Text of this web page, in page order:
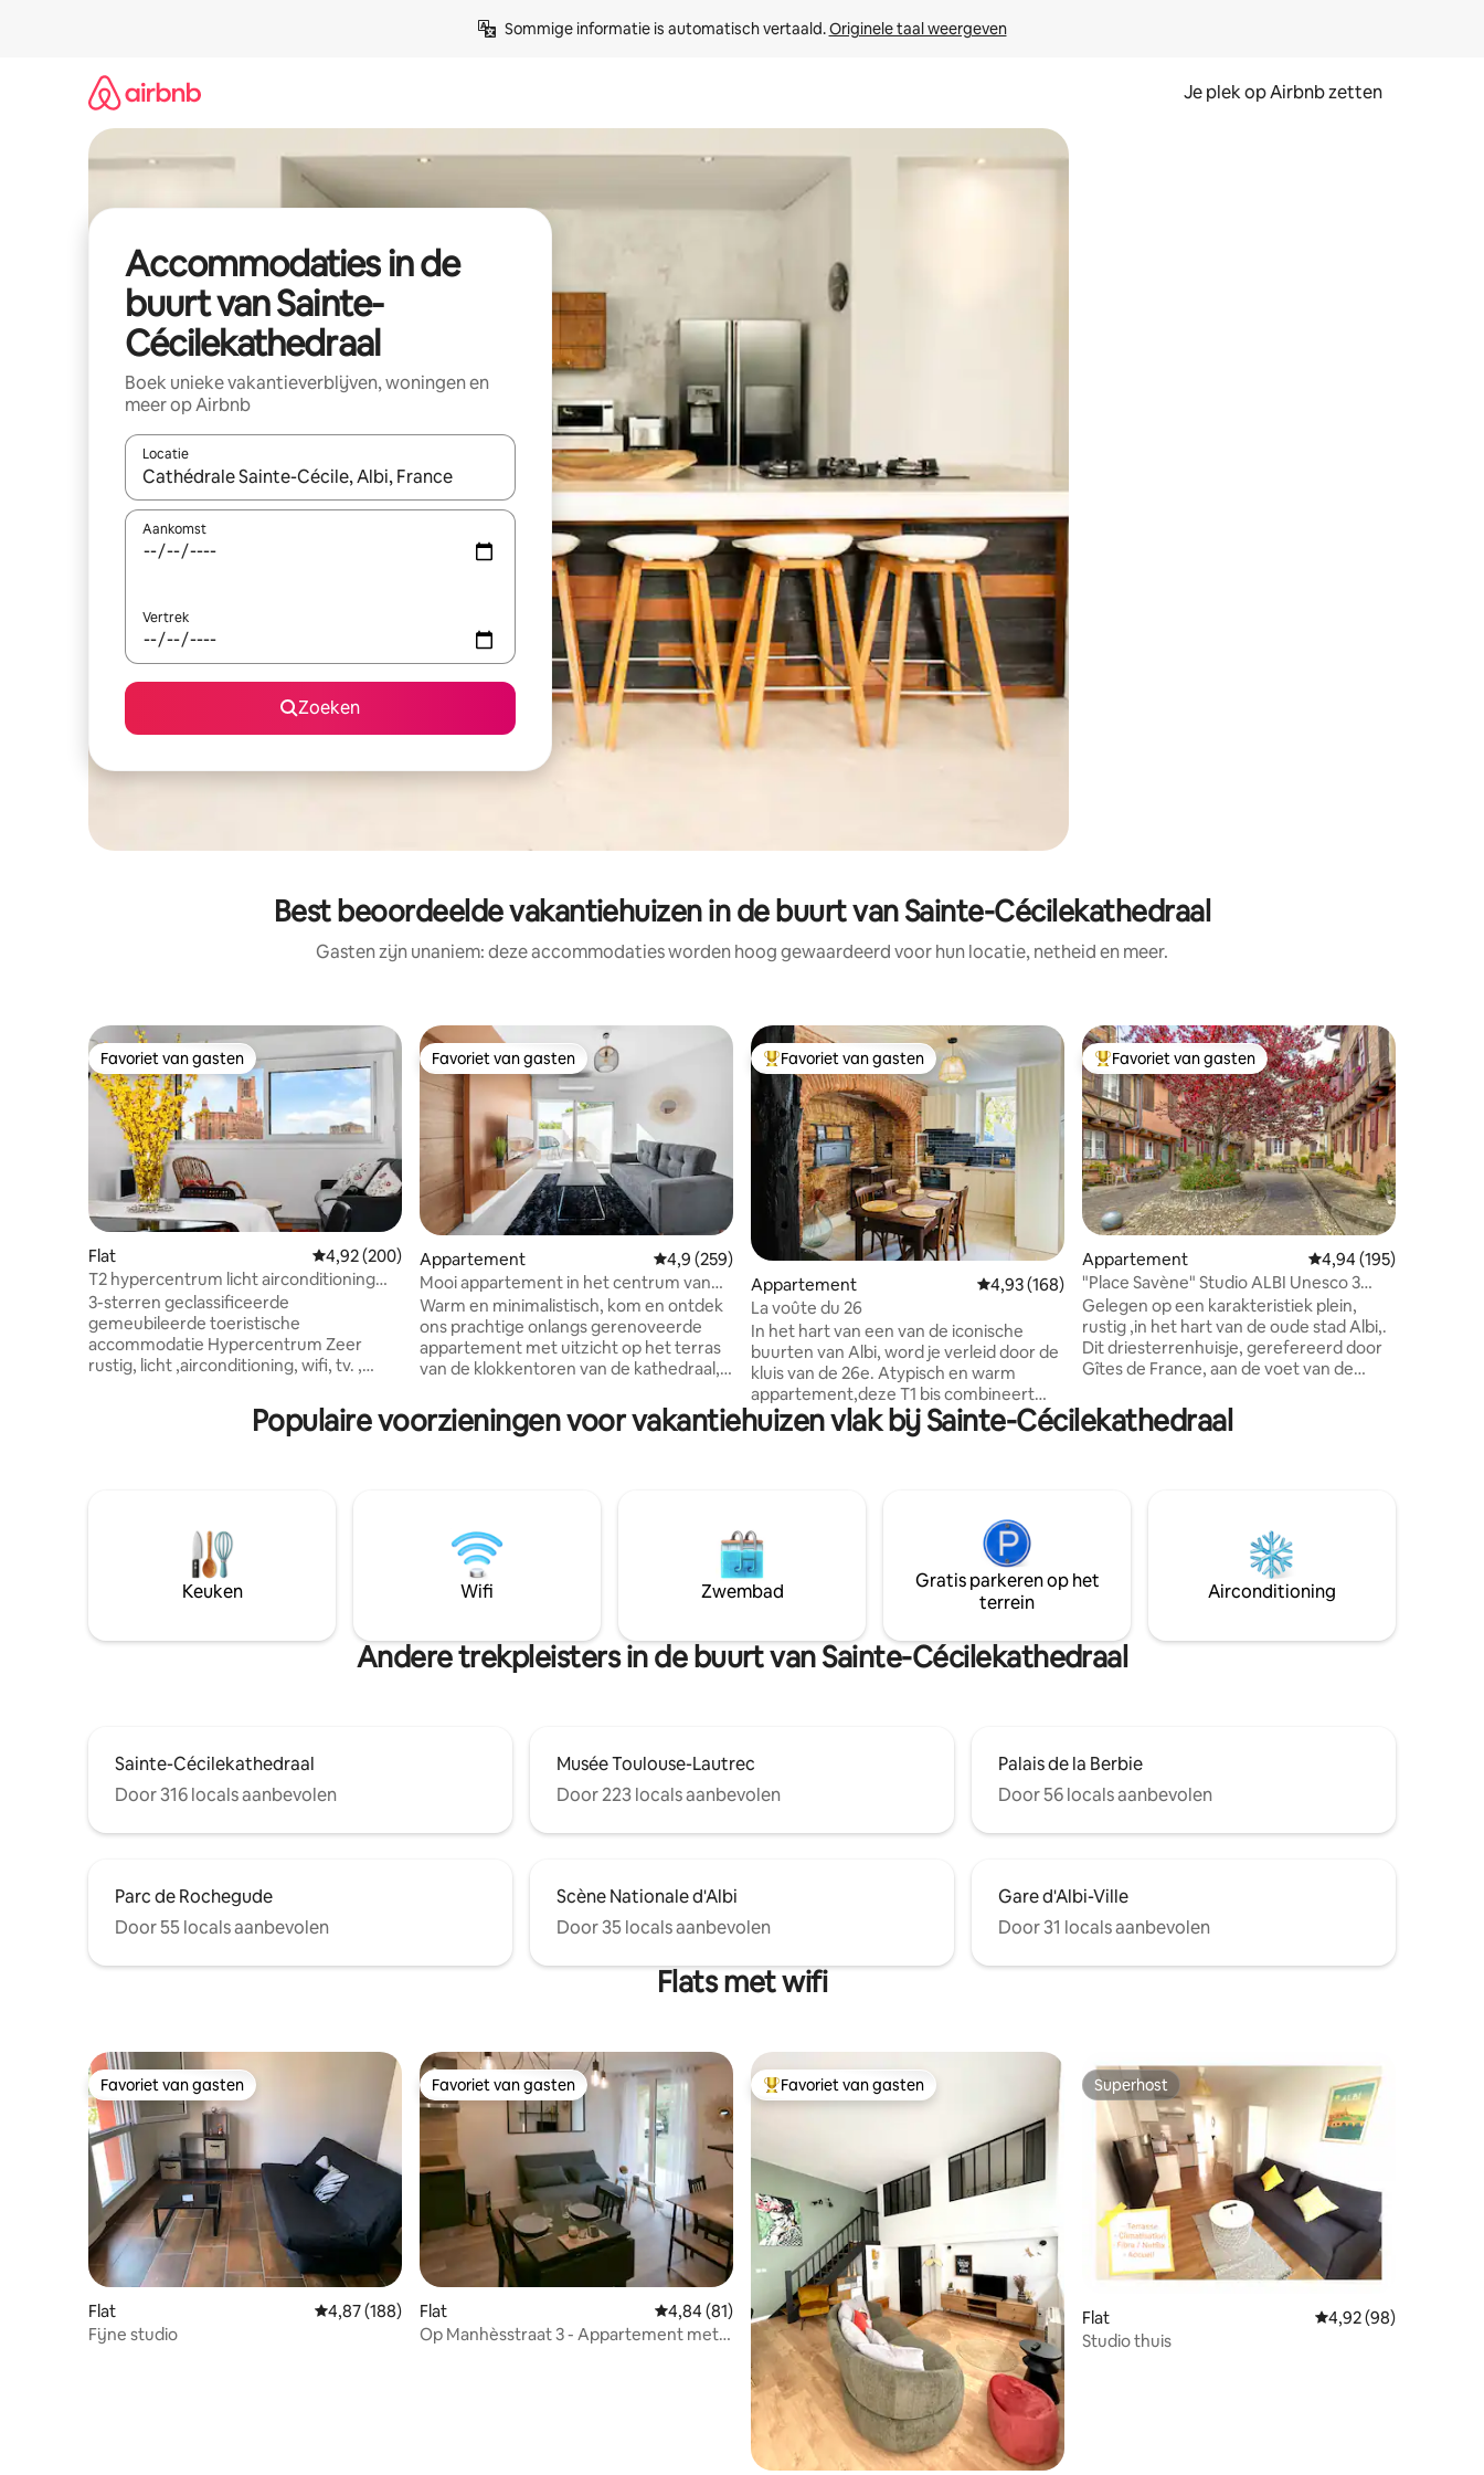
Sommige informatie is automatisch vertaald. Originele taal weergeven
Je plek op Airbnb zetten
Accommodaties in de
buurt van Sainte-
Cécilekathedraal
Boek unieke vakantieverblijven, woningen en
meer op Airbnb
Locatie
Wanneer er resultaten beschikbaar zijn, maak je een keuze met je de pijltjestoetsen omhoog en omlaag, óf door te tikken of swipen.
Aankomst
Vertrek
Zoeken
Best beoordeelde vakantiehuizen in de buurt van Sainte-Cécilekathedraal
Gasten zijn unaniem: deze accommodaties worden hoog gewaardeerd voor hun locatie, netheid en meer.
Favoriet van gasten
Favoriet van gasten
Flat Gemiddelde beoordeling van 4,92 op 5, 200 recensies
4,92 (200)
T2 hypercentrum licht airconditioning
Wifi TV parkeerplaats.
3-sterren geclassificeerde
gemeubileerde toeristische
accommodatie Hypercentrum Zeer
rustig, licht ,airconditioning, wifi, tv. ,
in een beveiligde residentie met lift.
Keldergarage, kleine en middelgrote
prachtig en adembenemend uitzicht op
de kathedraal, het erfgoed van de
Bisschoppelijke Stad en het oude Albi.
Beddengoed en beddengoed aanwezig.
Favoriet van gasten
Favoriet van gasten
Appartement Gemiddelde beoordeling van 4,9 op 5, 259 recensies
4,9 (259)
Mooi appartement in het centrum van
de stad
Warm en minimalistisch, kom en ontdek
ons prachtige onlangs gerenoveerde
appartement met uitzicht op het terras
van de klokkentoren van de kathedraal,
verdieping zonder toegang tot de lift.
Alleen voor koppels, voor gezinnen of
Place du Vigan, kathedraal, Toulouse
Lautrec Museum, Palais de la Berbie en
vele andere plaatsen om te bezoeken.
Topfavoriet van gasten
Favoriet van gasten
Appartement Gemiddelde beoordeling van 4,93 op 5, 168 recensies
4,93 (168)
La voûte du 26
In het hart van een van de iconische
buurten van Albi, word je verleid door de
kluis van de 26e. Atypisch en warm
appartement,deze T1 bis combineert
charme en bruikbaarheid. In een rustige
omgeving, op 2 stappen van de
buurt: je vindt gratis plekken onderaan
de parkeerplaats van Bondidou. Aarzel
niet,reserveer je verblijf onder de 26e
van de kluis.
Topfavoriet van gasten
Favoriet van gasten
Appartement Gemiddelde
4,94 (195)
"Place Savène" Studio ALBI Unesco 3
sterren
Gelegen op een karakteristiek plein,
rustig ,in het hart van de oude stad Albi,.
Dit driesterrenhuisje, gerefereerd door
Gîtes de France, aan de voet van de
tot het Unesco-erfgoed. Vanuit de
accommodatie is alles te voet aanwezig!
apotheken, ziekenhuis op een
steenworp afstand. Banken ,bioscopen,
theaters, parken, parkeerplaatsen.
Populaire voorzieningen voor vakantiehuizen vlak bij Sainte-Cécilekathedraal
Keuken Wifi Zwembad
Gratis parkeren op het
terrein
Airconditioning
Andere trekpleisters in de buurt van Sainte-Cécilekathedraal
Sainte-Cécilekathedraal
Door 316 locals aanbevolen
Musée Toulouse-Lautrec
Door 223 locals aanbevolen
Palais de la Berbie
Door 56 locals aanbevolen
Parc de Rochegude
Door 55 locals aanbevolen
Scène Nationale d'Albi
Door 35 locals aanbevolen
Gare d'Albi-Ville
Door 31 locals aanbevolen
Flats met wifi
Favoriet van gasten
Favoriet van gasten
Flat Gemiddelde beoordeling van 4,87 op 5, 188 recensies
4,87 (188)
Fijne studio
Favoriet van gasten
Favoriet van gasten
Flat Gemiddelde beoordeling van 4,84 op 5, 81 recensies
4,84 (81)
Op Manhèsstraat 3 - Appartement met
Topfavoriet van gasten
Favoriet van gasten Superhost
Superhost
Flat Gemiddelde
4,92 (98)
Studio thuis